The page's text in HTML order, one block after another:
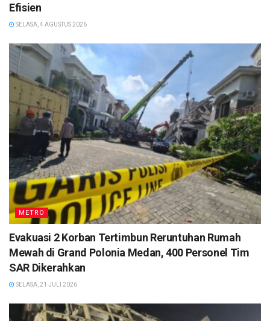
Efisien
SELASA, 4 AGUSTUS 2026
METRO
Evakuasi 2 Korban Tertimbun Reruntuhan Rumah
Mewah di Grand Polonia Medan, 400 Personel Tim
SAR Dikerahkan
SELASA, 21 JULI 2026